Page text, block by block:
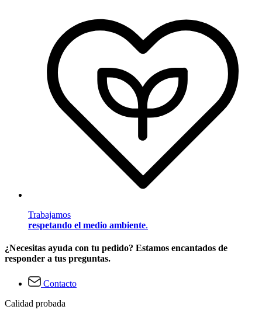
Trabajamos
respetando el medio ambiente.
¿Necesitas ayuda con tu pedido? Estamos encantados de
responder a tus preguntas.
Contacto
Calidad probada